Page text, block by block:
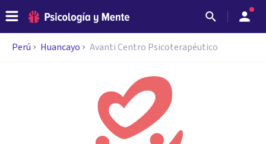
Perú Huancayo Avanti Centro Psicoterapéutico